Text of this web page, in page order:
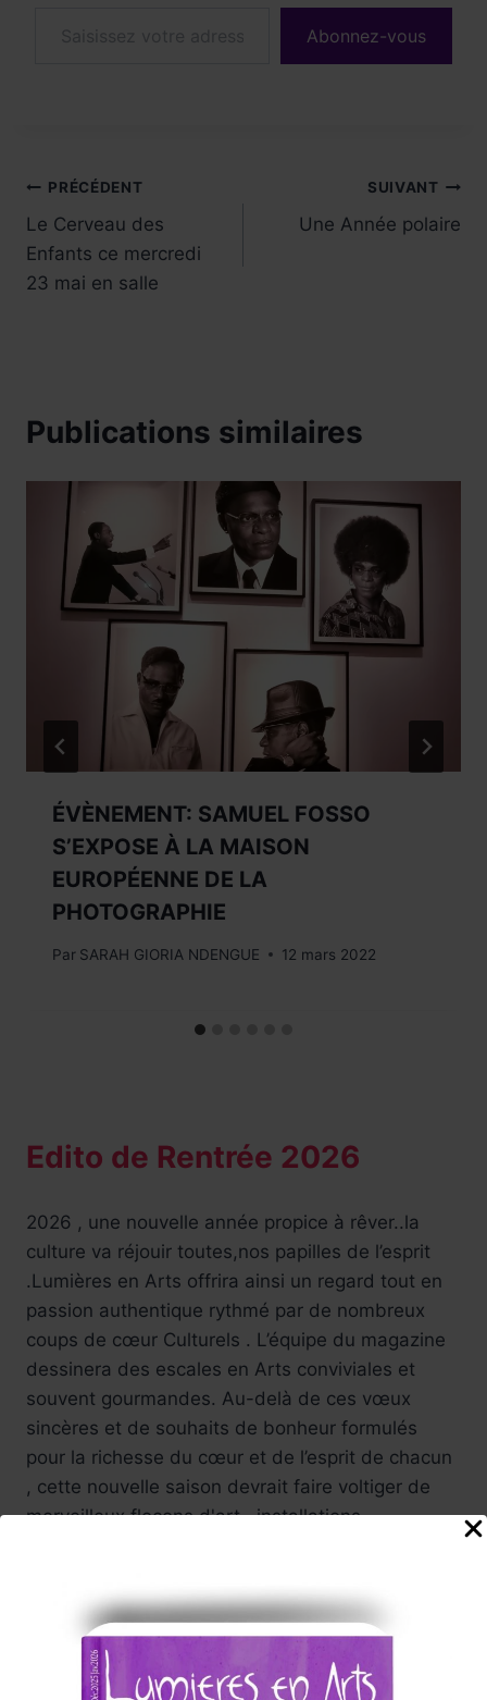
Abonnez-vous
Navigation
de
l’article
PRÉCÉDENT
Le Cerveau des
Enfants ce mercredi
23 mai en salle
SUIVANT
Une Année polaire
Publications similaires
ÉVÈNEMENT: SAMUEL FOSSO
S’EXPOSE À LA MAISON
EUROPÉENNE DE LA
PHOTOGRAPHIE
Par SARAH GIORIA NDENGUE 12 mars 2022
Edito de Rentrée 2026
2026 , une nouvelle année propice à rêver..la
culture va réjouir toutes,nos papilles de l’esprit
.Lumières en Arts offrira ainsi un regard tout en
passion authentique rythmé par de nombreux
coups de cœur Culturels . L’équipe du magazine
dessinera des escales en Arts conviviales et
souvent gourmandes. Au-delà de ces vœux
sincères et de souhaits de bonheur formulés
pour la richesse du cœur et de l’esprit de chacun
, cette nouvelle saison devrait faire voltiger de
merveilleux flocons d'art , installations,
voyages ! De déambulations en festivals - Fidèle
à son ambition , Lumières en Arts tentera de
vous faire partager ses émotions au cœur
d’événements